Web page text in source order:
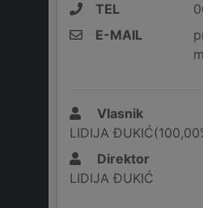
TEL
E-MAIL
Vlasnik
LIDIJA
Direktor
LIDIJA ĐUKIĆ